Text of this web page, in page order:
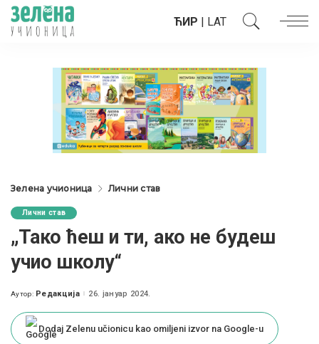
ЋИР | LAT
Зелена учионица Лични став
Лични став
„Тако ћеш и ти, ако не будеш
учио школу“
Posted
Аутор: Редакција 26. јануар 2024.
Dodaj Zelenu učionicu kao omiljeni izvor na Google-u